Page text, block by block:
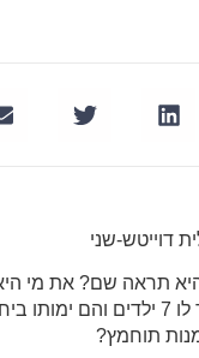
דוייטש-שני
תראה שם? את מי
שישאר לצידה כל החיים,היא
תוחמץ?